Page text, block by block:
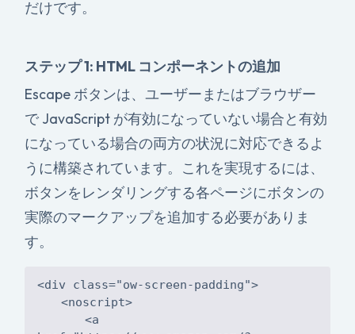
だけです。
ステップ 1: HTML コンポーネントの追加
Escape ボタンは、ユーザーまたはブラウザー
で JavaScript が有効になっていない場合と有効
になっている場合の両方の状況に対応できるよ
うに構築されています。これを実現するには、
ボタンをレンダリングする各ページにボタンの
実際のマークアップを追加する必要がありま
す。
<a